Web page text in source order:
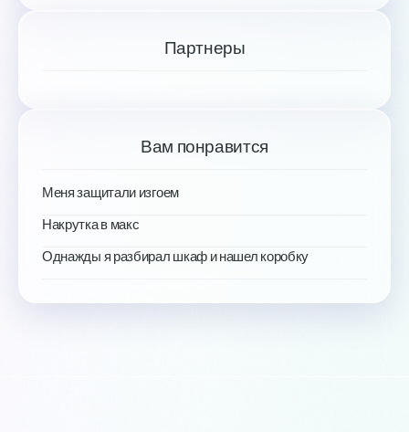
Партнеры
Вам понравится
Меня защитали изгоем
Накрутка в макс
Однажды я разбирал шкаф и нашел коробку